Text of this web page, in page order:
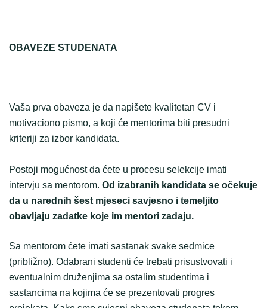
OBAVEZE STUDENATA
Vaša prva obaveza je da napišete kvalitetan CV i
motivaciono pismo, a koji će mentorima biti presudni
kriteriji za izbor kandidata.
Postoji mogućnost da ćete u procesu selekcije imati
intervju sa mentorom. Od izabranih kandidata se očekuje
da u narednih šest mjeseci savjesno i temeljito
obavljaju zadatke koje im mentori zadaju.
Sa mentorom ćete imati sastanak svake sedmice
(približno). Odabrani studenti će trebati prisustvovati i
eventualnim druženjima sa ostalim studentima i
sastancima na kojima će se prezentovati progres